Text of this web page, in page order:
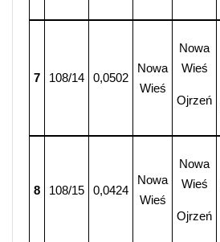
7 108/14 0,0502
Nowa
Wieś
Nowa
Wieś
Ojrzeń
8 108/15 0,0424
Nowa
Wieś
Nowa
Wieś
Ojrzeń